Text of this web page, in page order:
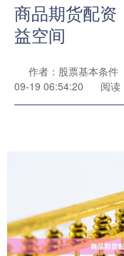
商品期货配资
益空间
作者：股票基本条件
09-19 06:54:20
阅读